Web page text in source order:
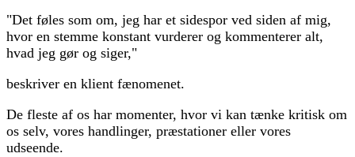
"Det føles som om, jeg har et sidespor ved siden af mig,
hvor en stemme konstant vurderer og kommenterer alt,
hvad jeg gør og siger,"
beskriver en klient fænomenet.
De fleste af os har momenter, hvor vi kan tænke kritisk om
os selv, vores handlinger, præstationer eller vores
udseende.